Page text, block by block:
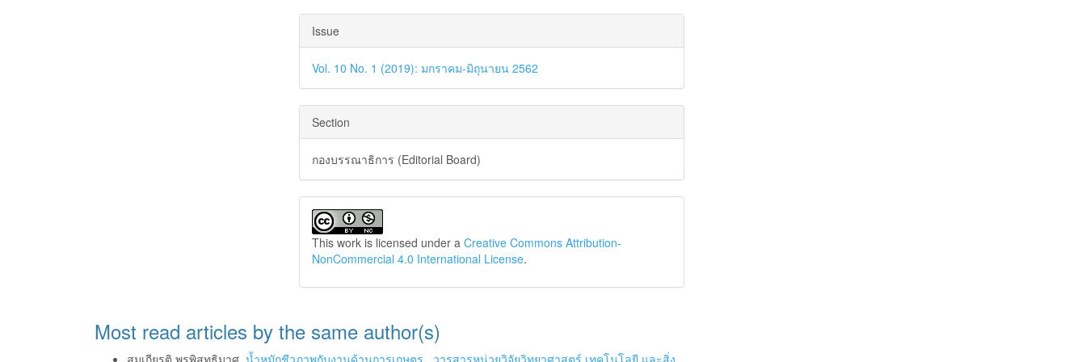
Issue
Vol. 10 No. 1 (2019): มกราคม-มิถุนายน 2562
Section
กองบรรณาธิการ (Editorial Board)
This work is licensed under aCreative Commons Attribution-
NonCommercial 4.0 International License.
Most read articles by the same author(s)
สมเกียรติ พรพิสุทธิมาศ, น้ำหมักชีวภาพกับงานด้านการเกษตร วารสารหน่วยวิจัยวิทยาศาสตร์ เทคโนโลยี และสิ่ง